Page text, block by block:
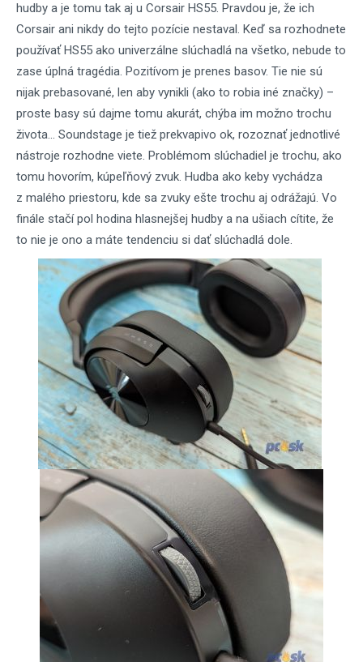
hudby a je tomu tak aj u Corsair HS55. Pravdou je, že ich
Corsair ani nikdy do tejto pozície nestaval. Keď sa rozhodnete
používať HS55 ako univerzálne slúchadlá na všetko, nebude to
zase úplná tragédia. Pozitívom je prenes basov. Tie nie sú
nijak prebasované, len aby vynikli (ako to robia iné značky) –
proste basy sú dajme tomu akurát, chýba im možno trochu
života... Soundstage je tiež prekvapivo ok, rozoznať jednotlivé
nástroje rozhodne viete. Problémom slúchadiel je trochu, ako
tomu hovorím, kúpeľňový zvuk. Hudba ako keby vychádza
z malého priestoru, kde sa zvuky ešte trochu aj odrážajú. Vo
finále stačí pol hodina hlasnejšej hudby a na ušiach cítite, že
to nie je ono a máte tendenciu si dať slúchadlá dole.